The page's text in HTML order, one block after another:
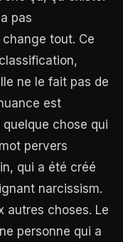
pas
tout. Ce
ne le fait pas de
est
chose qui
pervers
qui a été créé
narcissism.
autres choses. Le
personne qui a